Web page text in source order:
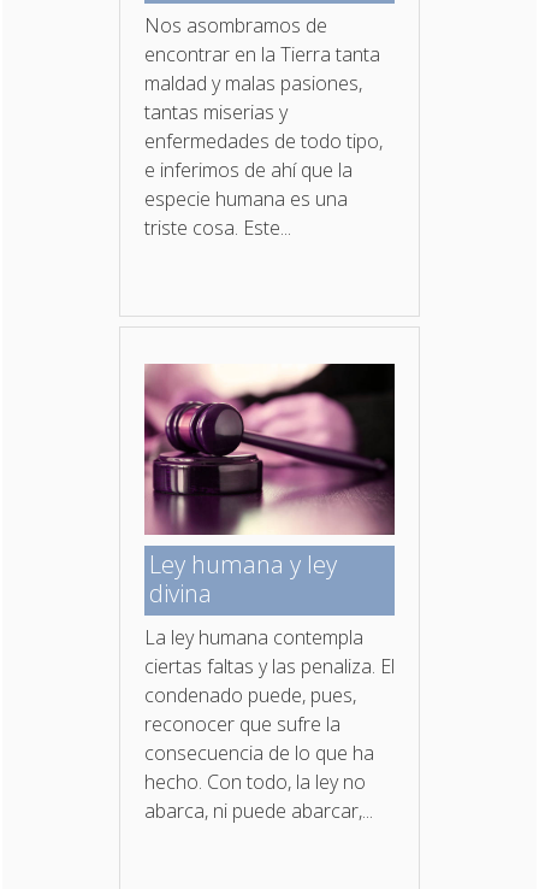
Nos asombramos de
encontrar en la Tierra tanta
maldad y malas pasiones,
tantas miserias y
enfermedades de todo tipo,
e inferimos de ahí que la
especie humana es una
triste cosa. Este...
Ley humana y ley
divina
La ley humana contempla
ciertas faltas y las penaliza. El
condenado puede, pues,
reconocer que sufre la
consecuencia de lo que ha
hecho. Con todo, la ley no
abarca, ni puede abarcar,...